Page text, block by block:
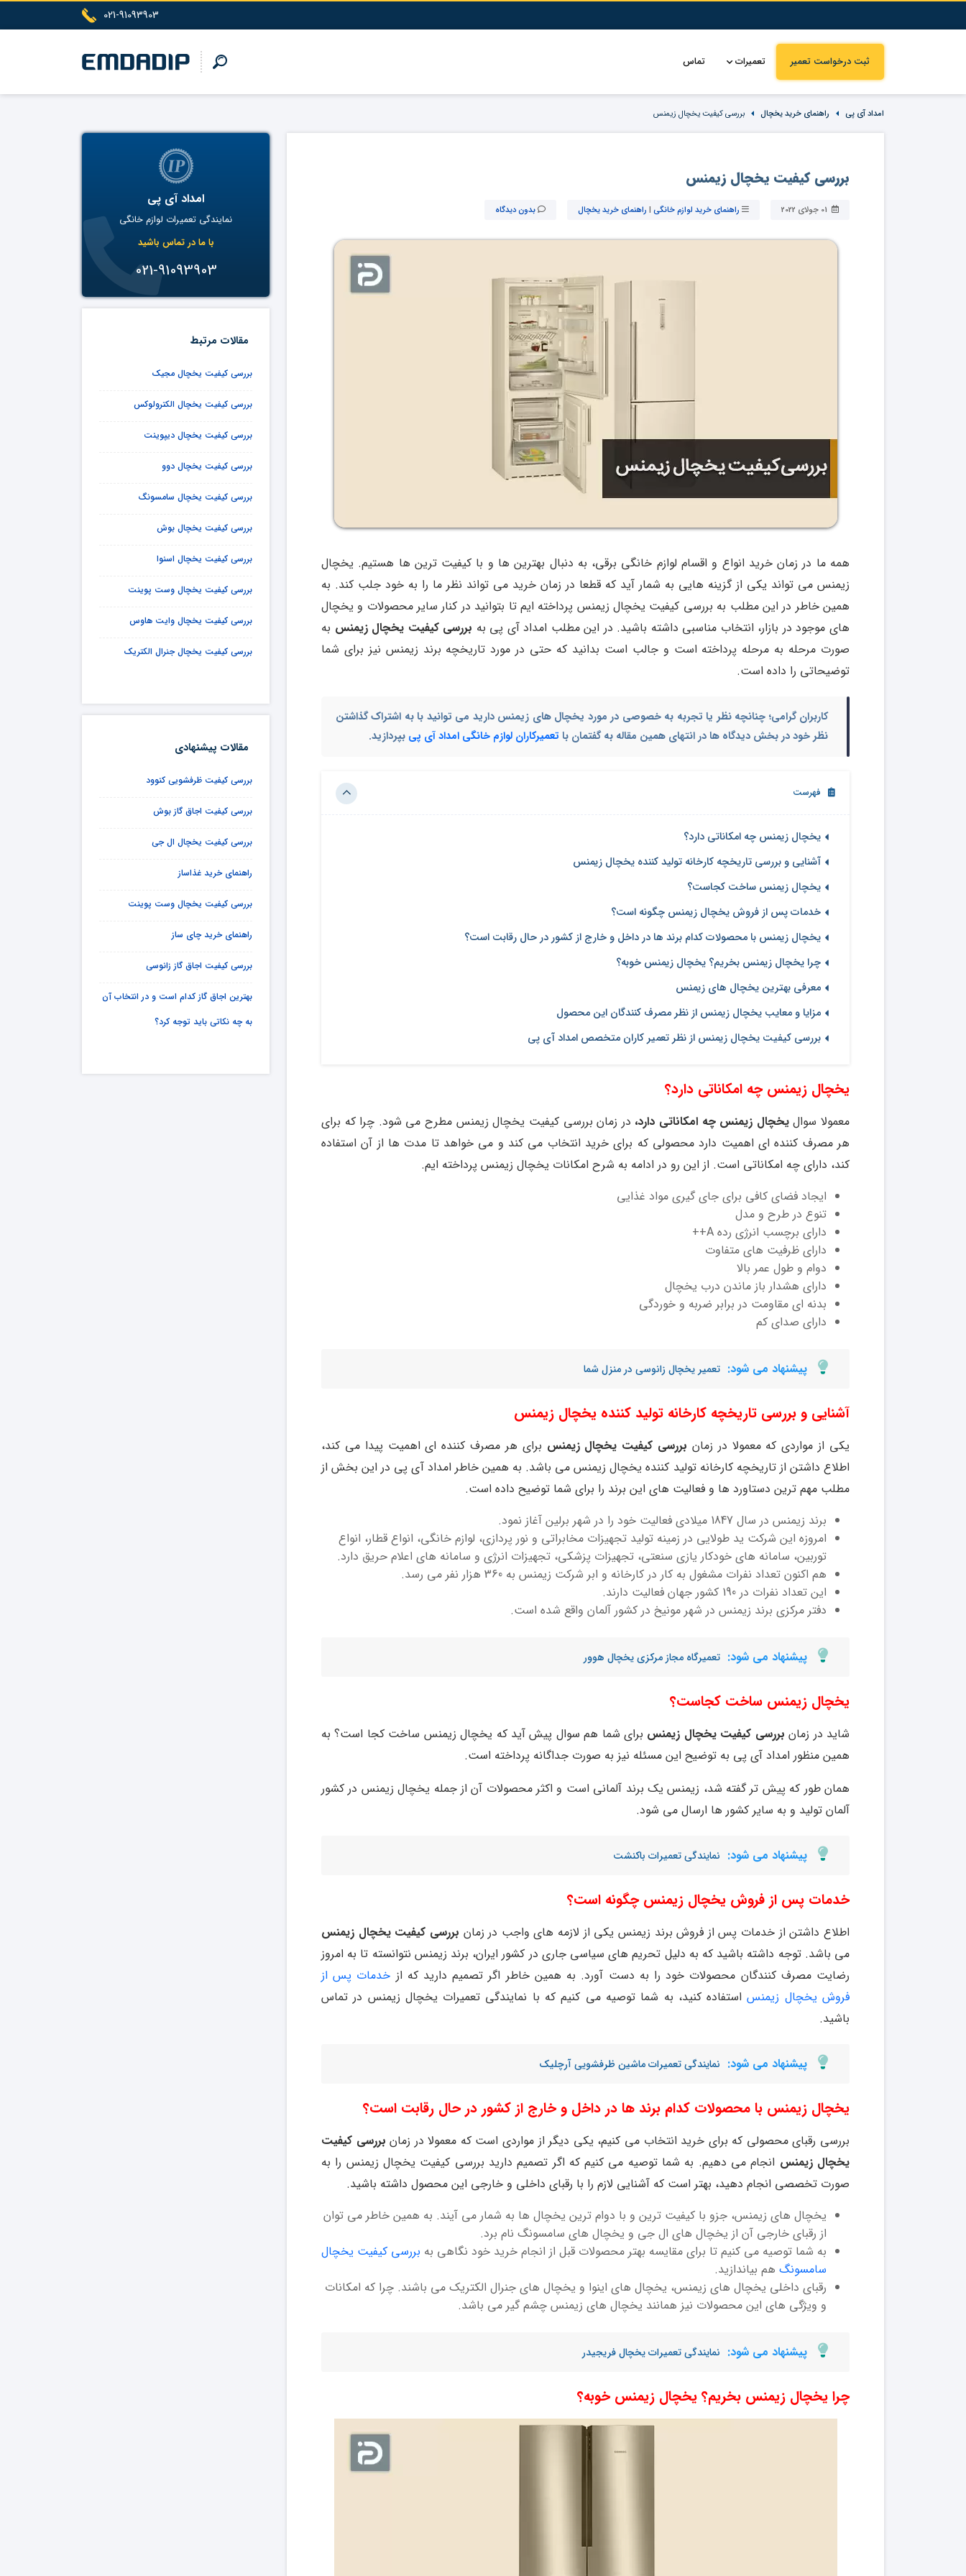
021-91093903
ثبت درخواست تعمیر تعمیرات تماس
امداد آی پی راهنمای خرید یخچال بررسی کیفیت یخچال زیمنس
بررسی کیفیت یخچال زیمنس
راهنمای خرید لوازم خانگی | راهنمای خرید یخچال بدون دیدگاه
همه ما در زمان خرید انواع و اقسام لوازم خانگی برقی، به دنبال بهترین ها و با کیفیت ترین ها هستیم. یخچال
زیمنس می تواند یکی از گزینه هایی به شمار آید که قطعا در زمان خرید می تواند نظر ما را به خود جلب کند. به
همین خاطر در این مطلب به بررسی کیفیت یخچال زیمنس پرداخته ایم تا بتوانید در کنار سایر محصولات و یخچال
های موجود در بازار، انتخاب مناسبی داشته باشید. در این مطلب امداد آی پی به بررسی کیفیت یخچال زیمنس به
صورت مرحله به مرحله پرداخته است و جالب است بدانید که حتی در مورد تاریخچه برند زیمنس نیز برای شما
توضیحاتی را داده است.
کاربران گرامی؛ چنانچه نظر یا تجربه به خصوصی در مورد یخچال های زیمنس دارید می توانید با به اشتراک گذاشتن
نظر خود در بخش دیدگاه ها در انتهای همین مقاله به گفتمان با تعمیرکاران لوازم خانگی امداد آی پی بپردازید.
فهرست
یخچال زیمنس چه امکاناتی دارد؟
آشنایی و بررسی تاریخچه کارخانه تولید کننده یخچال زیمنس
یخچال زیمنس ساخت کجاست؟
خدمات پس از فروش یخچال زیمنس چگونه است؟
یخچال زیمنس با محصولات کدام برند ها در داخل و خارج از کشور در حال رقابت است؟
چرا یخچال زیمنس بخریم؟ یخچال زیمنس خوبه؟
معرفی بهترین یخچال های زیمنس
مزایا و معایب یخچال زیمنس از نظر مصرف کنندگان این محصول
بررسی کیفیت یخچال زیمنس از نظر تعمیر کاران متخصص امداد آی پی
یخچال زیمنس چه امکاناتی دارد؟
معمولا سوالیخچال زیمنس چه امکاناتی دارد، در زمان بررسی کیفیت یخچال زیمنس مطرح می شود. چرا که برای
هر مصرف کننده ای اهمیت دارد محصولی که برای خرید انتخاب می کند و می خواهد تا مدت ها از آن استفاده
کند، دارای چه امکاناتی است. از این رو در ادامه به شرح امکانات یخچال زیمنس پرداخته ایم.
ایجاد فضای کافی برای جای گیری مواد غذایی
تنوع در طرح و مدل
دارای برچسب انرژی رده A++
دارای ظرفیت های متفاوت
دوام و طول عمر بالا
دارای هشدار باز ماندن درب یخچال
بدنه ای مقاومت در برابر ضربه و خوردگی
دارای صدای کم
پیشنهاد می شود: تعمیر یخچال زانوسی در منزل شما
آشنایی و بررسی تاریخچه کارخانه تولید کننده یخچال زیمنس
یکی از مواردی که معمولا در زمان بررسی کیفیت یخچال زیمنس برای هر مصرف کننده ای اهمیت پیدا می کند،
اطلاع داشتن از تاریخچه کارخانه تولید کننده یخچال زیمنس می باشد. به همین خاطر امداد آی پی در این بخش از
مطلب مهم ترین دستاورد ها و فعالیت های این برند را برای شما توضیح داده است.
برند زیمنس در سال 1847 میلادی فعالیت خود را در شهر برلین آغاز نمود.
امروزه این شرکت ید طولایی در زمینه تولید تجهیزات مخابراتی و نور پردازی، لوازم خانگی، انواع قطار، انواع
توربین، سامانه های خودکار یازی سنعتی، تجهیزات پزشکی، تجهیزات انرژی و سامانه های اعلام حریق دارد.
هم اکنون تعداد نفرات مشغول به کار در کارخانه و ابر شرکت زیمنس به 360 هزار نفر می رسد.
این تعداد نفرات در 190 کشور جهان فعالیت دارند.
دفتر مرکزی برند زیمنس در شهر مونیخ در کشور آلمان واقع شده است.
پیشنهاد می شود: تعمیرگاه مجاز مرکزی یخچال هوور
یخچال زیمنس ساخت کجاست؟
شاید در زمانبررسی کیفیت یخچال زیمنس برای شما هم سوال پیش آید که یخچال زیمنس ساخت کجا است؟ به
همین منظور امداد آی پی به توضیح این مسئله نیز به صورت جداگانه پرداخته است.
همان طور که پیش تر گفته شد، زیمنس یک برند آلمانی است و اکثر محصولات آن از جمله یخچال زیمنس در کشور
آلمان تولید و به سایر کشور ها ارسال می شود.
پیشنهاد می شود: نمایندگی تعمیرات باکنشت
خدمات پس از فروش یخچال زیمنس چگونه است؟
اطلاع داشتن از خدمات پس از فروش برند زیمنس یکی از لازمه های واجب در زمان بررسی کیفیت یخچال زیمنس
می باشد. توجه داشته باشید که به دلیل تحریم های سیاسی جاری در کشور ایران، برند زیمنس نتوانسته تا به امروز
رضایت مصرف کنندگان محصولات خود را به دست آورد. به همین خاطر اگر تصمیم دارید که از خدمات پس از
فروش یخچال زیمنساستفاده کنید، به شما توصیه می کنیم که با نمایندگی تعمیرات یخچال زیمنس در تماس
باشید.
پیشنهاد می شود: نمایندگی تعمیرات ماشین ظرفشویی آرچلیک
یخچال زیمنس با محصولات کدام برند ها در داخل و خارج از کشور در حال رقابت است؟
بررسی رقبای محصولی که برای خرید انتخاب می کنیم، یکی دیگر از مواردی است که معمولا در زمان بررسی کیفیت
یخچال زیمنس انجام می دهیم. به شما توصیه می کنیم که اگر تصمیم دارید بررسی کیفیت یخچال زیمنس را به
صورت تخصصی انجام دهید، بهتر است که آشنایی لازم را با رقبای داخلی و خارجی این محصول داشته باشید.
یخچال های زیمنس، جزو با کیفیت ترین و با دوام ترین یخچال ها به شمار می آیند. به همین خاطر می توان
از رقبای خارجی آن از یخچال های ال جی و یخچال های سامسونگ نام برد.
به شما توصیه می کنیم تا برای مقایسه بهتر محصولات قبل از انجام خرید خود نگاهی به بررسی کیفیت یخچال
سامسونگ هم بیاندازید.
رقبای داخلی یخچال های زیمنس، یخچال های اینوا و یخچال های جنرال الکتریک می باشند. چرا که امکانات
و ویژگی های این محصولات نیز همانند یخچال های زیمنس چشم گیر می باشد.
پیشنهاد می شود: نمایندگی تعمیرات یخچال فریجیدر
چرا یخچال زیمنس بخریم؟ یخچال زیمنس خوبه؟
امداد آی پی
نمایندگی تعمیرات لوازم خانگی
با ما در تماس باشید
021-91093903
مقالات مرتبط
بررسی کیفیت یخچال مجیک
بررسی کیفیت یخچال الکترولوکس
بررسی کیفیت یخچال دیپوینت
بررسی کیفیت یخچال دوو
بررسی کیفیت یخچال سامسونگ
بررسی کیفیت یخچال بوش
بررسی کیفیت یخچال اسنوا
بررسی کیفیت یخچال وست پوینت
بررسی کیفیت یخچال وایت هاوس
بررسی کیفیت یخچال جنرال الکتریک
مقالات پیشنهادی
بررسی کیفیت ظرفشویی کنوود
بررسی کیفیت اجاق گاز بوش
بررسی کیفیت یخچال ال جی
راهنمای خرید غذاساز
بررسی کیفیت یخچال وست پوینت
راهنمای خرید چای ساز
بررسی کیفیت اجاق گاز زانوسی
بهترین اجاق گاز کدام است و در انتخاب آن
به چه نکاتی باید توجه کرد؟